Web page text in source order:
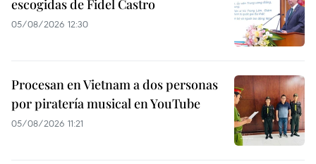
escogidas de Fidel Castro
05/08/2026 12:30
Procesan en Vietnam a dos personas
por piratería musical en YouTube
05/08/2026 11:21